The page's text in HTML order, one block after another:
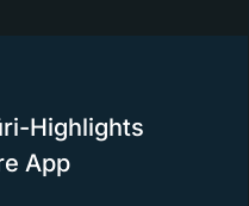
Highlights
App